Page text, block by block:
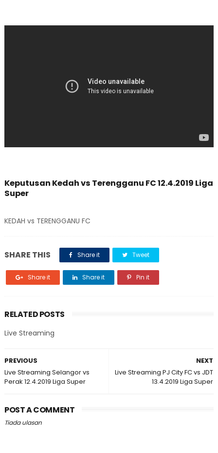
Keputusan Kedah vs Terengganu FC 12.4.2019 Liga
Super
KEDAH vs TERENGGANU FC
SHARE THIS Share it Tweet
Share it Share it Pin it
RELATED POSTS
Live Streaming
NEXT
Live Streaming PJ City FC vs JDT
13.4.2019 Liga Super
PREVIOUS
Live Streaming Selangor vs
Perak 12.4.2019 Liga Super
POST A COMMENT
Tiada ulasan